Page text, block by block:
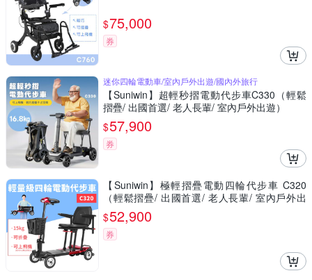
$75,000
券
迷你四輪電動車/室內戶外出遊/國內外旅行
【Suniwin】超輕秒摺電動代步車C330（輕鬆
摺疊/ 出國首選/ 老人長輩/ 室內戶外出遊）
$57,900
券
【Suniwin】極輕摺疊電動四輪代步車 C320
（輕鬆摺疊/ 出國首選/ 老人長輩/ 室內戶外出
遊）
$52,900
券